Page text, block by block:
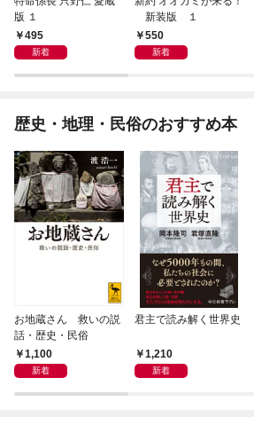
版 １
495
新着
新装版 １
550
新着
歴史・地理・民俗のおすすめ本
お地蔵さん 救いの説
話・歴史・民俗
1,100
新着
君主で読み解く世界史
1,210
新着